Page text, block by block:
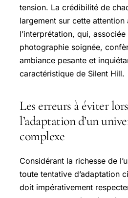
tension. La crédibilité de
largement sur cette attention
l’interprétation, qui, associée
photographie soignée,
ambiance pesante et
caractéristique de Silent Hill.
Les erreurs à éviter
l’adaptation d’un
complexe
Considérant la richesse de
toute tentative d’adaptation
doit impérativement